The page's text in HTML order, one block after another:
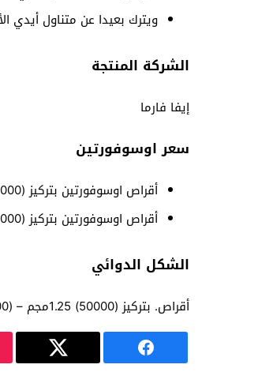
ويترك بعيدا عن متناول أيدي
الشركة المنتجة
إيفا فارما
سعر اوسوفورتين
أقراص اوسوفورتين بتركيز (50000) 1.25 بسعر 54 جنيه
أقراص اوسوفورتين بتركيز (10000) 0.25 بسعر 30 جنيه
الشكل الدوائي
أقراص. بتركيز (50000) 1.25مجم – (10000) 0.25 مجم والمعلومات الواردة في هذا المقال تنطبق عليهم جميعاً.